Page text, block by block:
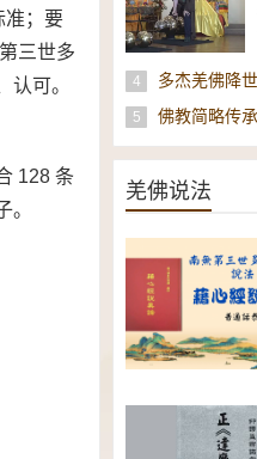
准；要
三世多
可。
128 条
4 多杰羌佛降
5 佛教简略传
羌佛说法
真谛》普通话恭诵（